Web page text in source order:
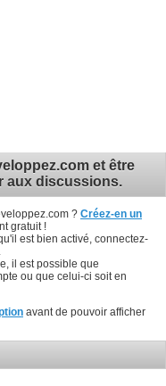
et être
aux discussions.
? Créez-en un
gratuit !
est bien activé, connectez-
il est possible que
ou que celui-ci soit en
avant de pouvoir afficher